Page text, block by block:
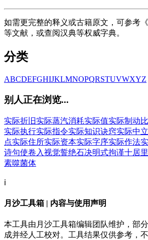
如需更完整的释义或古籍原文，可参考
等文献，或查阅汉典等权威字典。
分类
ABCDEFGHIJKLMNOPQRSTUVWXYZ
别人正在浏览...
实际折旧 实际蒸汽消耗实际值实际制动比
实际执行实际指令实际知识诀窍实际中立
点实际住所实际资本实际字序实际作法
诗句使卷入视觉誓绝石决明式拘谨十居里
素噬菌体
ℹ️
月沙工具箱 | 内容与使用声明
本工具由月沙工具箱编辑团队维护，部
成并经人工校对。工具结果仅供参考，